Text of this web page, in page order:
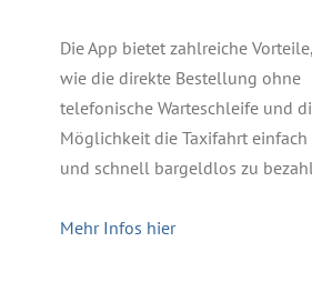
Die App bietet zahlreiche Vorteile,
wie die direkte Bestellung ohne
telefonische Warteschleife und
Möglichkeit die Taxifahrt einfach
und schnell bargeldlos zu
Mehr Infos hier